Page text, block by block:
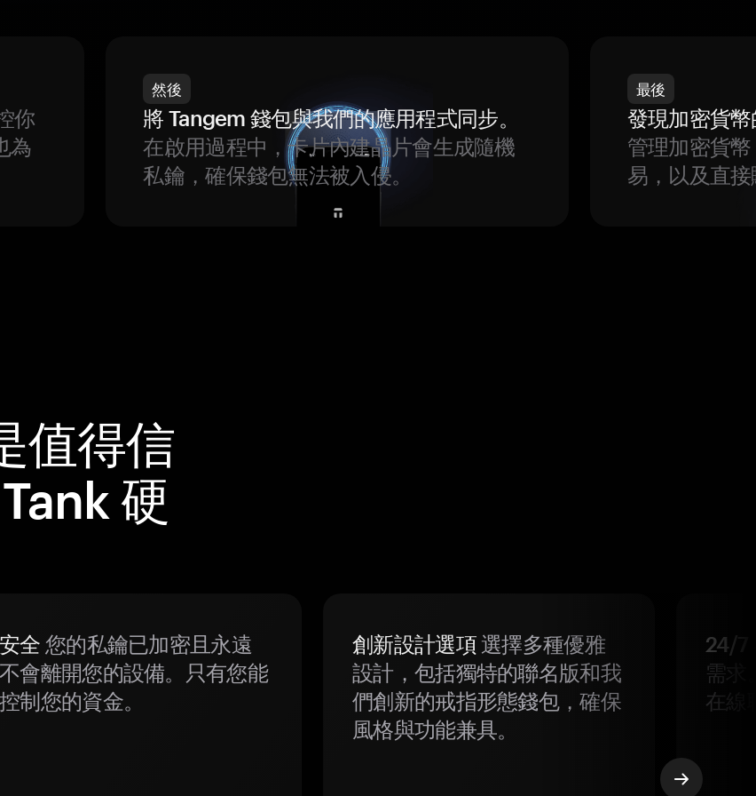
你
為
然後
將 Tangem 錢包與我們的應用程式同步。
在啟用過程中，卡片內建晶片會生成隨機
私鑰，確保錢包無法被入侵。
最後
發現加密貨
管理加密貨
易，以及直
值得信
硬
安全 您的私鑰已加密且永遠
不會離開您的設備。只有您能
控制您的資金。
創新設計選項選擇多種優雅
設計，包括獨特的聯名版和我
們創新的戒指形態錢包，確保
風格與功能兼具。
24/7
需求
在線